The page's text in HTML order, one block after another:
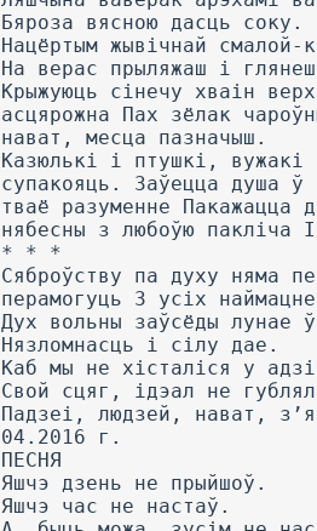
Бяроза вясною дасць соку.
Нацёртым жывічнай смалой-
На верас прыляжаш і
Крыжуюць сінечу хваін
асцярожна Пах зёлак
нават, месца пазначыш.
Казюлькі і птушкі, вужакі
супакояць. Заўецца душа
тваё разуменне Пакажацца
нябесны з любоўю пакліча
* * *
Сяброўству па духу няма
перамогуць 3 усіх
Дух вольны заўсёды лунае
Нязломнасць і сілу дае.
Каб мы не хісталіся у
Свой сцяг, ідэал не
Падзеі, людзей, нават,
04.2016 г.
ПЕСНЯ
Яшчэ дзень не прыйшоў.
Яшчэ час не настаў.